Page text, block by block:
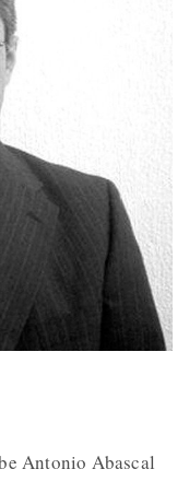
Antonio Abascal